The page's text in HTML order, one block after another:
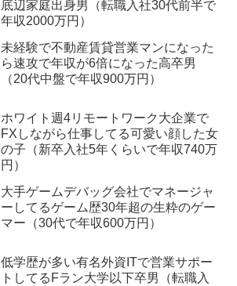
底辺家庭出身男（転職入社30代前半で
年収2000万円）
未経験で不動産賃貸営業マンになった
ら速攻で年収が6倍になった高卒男
（20代中盤で年収900万円）
ホワイト週4リモートワーク大企業で
FXしながら仕事してる可愛い顔した女
の子（新卒入社5年くらいで年収740万
円）
大手ゲームデバッグ会社でマネージャ
ーしてるゲーム歴30年超の生粋のゲー
マー（30代で年収600万円）
低学歴が多い有名外資ITで営業サポー
トしてるFラン大学以下卒男（転職入